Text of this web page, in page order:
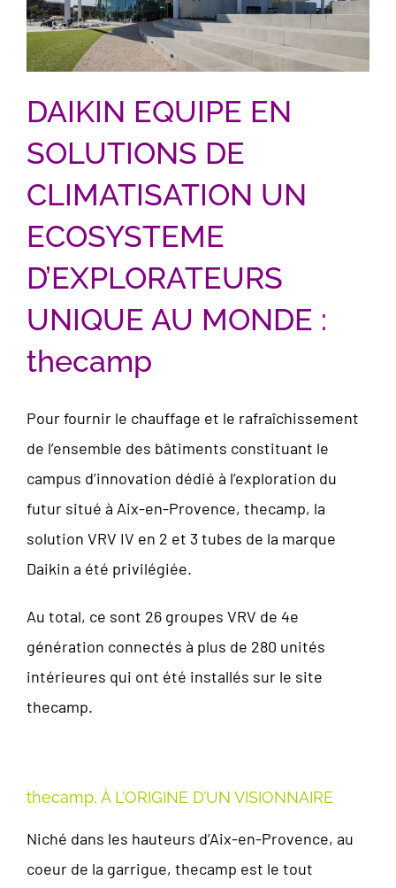
DAIKIN EQUIPE EN
SOLUTIONS DE
CLIMATISATION UN
ECOSYSTEME
D’EXPLORATEURS
UNIQUE AU MONDE :
thecamp
Pour fournir le chauffage et le rafraîchissement
de l’ensemble des bâtiments constituant le
campus d’innovation dédié à l’exploration du
futur situé à Aix-en-Provence, thecamp, la
solution VRV IV en 2 et 3 tubes de la marque
Daikin a été privilégiée.
Au total, ce sont 26 groupes VRV de 4e
génération connectés à plus de 280 unités
intérieures qui ont été installés sur le site
thecamp.
thecamp, À L’ORIGINE D’UN VISIONNAIRE
Niché dans les hauteurs d’Aix-en-Provence, au
coeur de la garrigue, thecamp est le tout